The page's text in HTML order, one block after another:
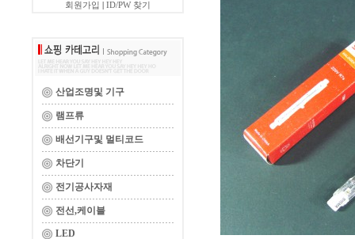
회원가입
ID/PW 찾기
산업조명및 기구
램프류
배선기구및 멀티코드
차단기
전기공사자재
전선,케이블
LED